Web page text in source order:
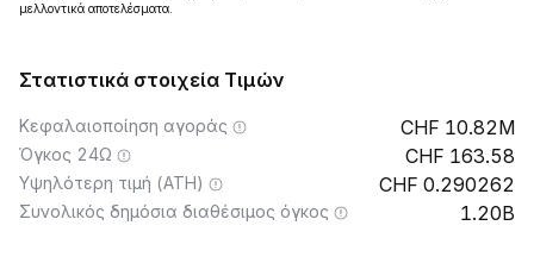
μελλοντικά αποτελέσματα.
Στατιστικά στοιχεία Τιμών
Κεφαλαιοποίηση αγοράς 10.82M
Όγκος 24Ω 163.58
Υψηλότερη τιμή (ATH) 0.290262
Συνολικός δημόσια διαθέσιμος όγκος 1.20B